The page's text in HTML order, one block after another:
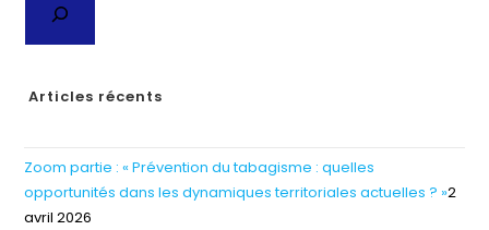
Articles récents
Zoom partie : « Prévention du tabagisme : quelles
opportunités dans les dynamiques territoriales actuelles ? »2
avril 2026